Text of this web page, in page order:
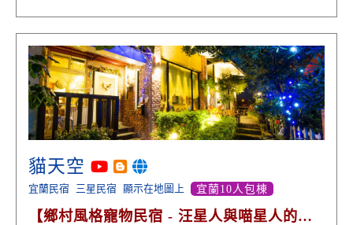
貓天空
宜蘭民宿 三星民宿 顯示在地圖上 宜蘭10人包棟
【鄉村風格寵物民宿 - 汪星人與喵星人的